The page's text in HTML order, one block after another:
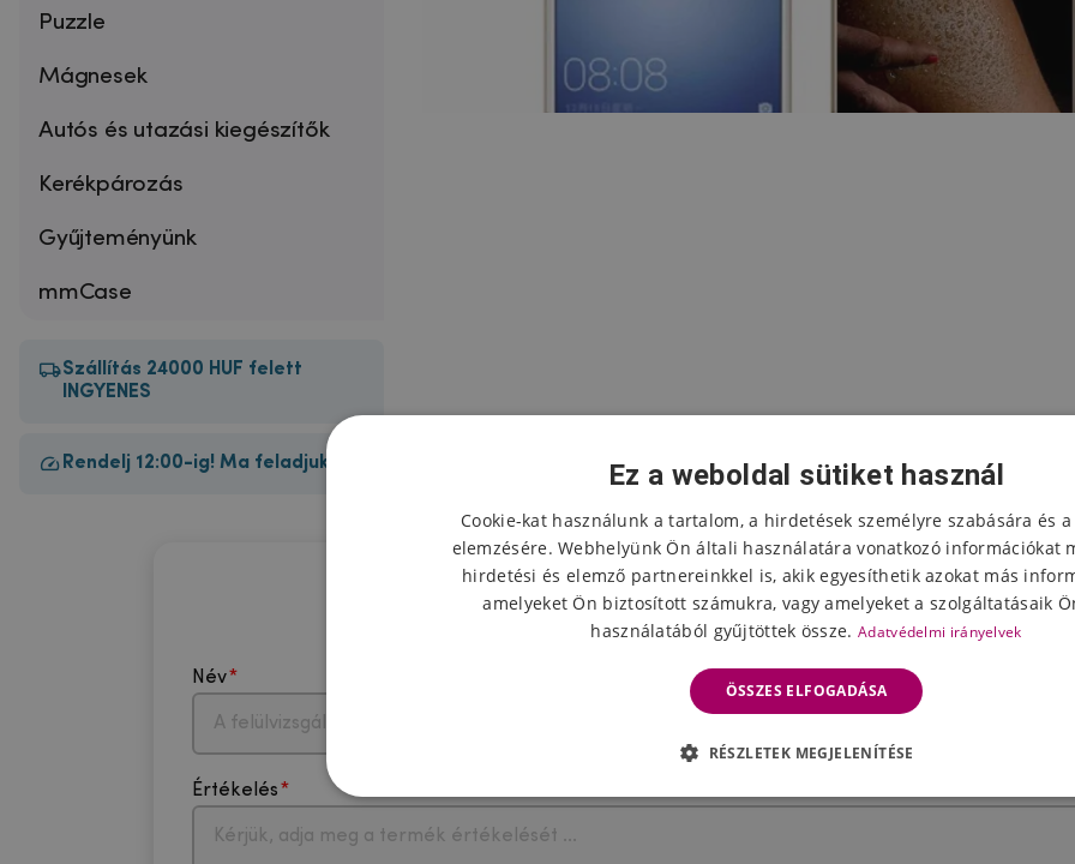
Puzzle
Mágnesek
Autós és utazási kiegészítők
Kerékpározás
Gyűjteményünk
mmCase
Szállítás 24000 HUF felett
INGYENES
Rendelj 12:00-ig! Ma feladjuk!
A termék értékelése
Név Válassza ki a csillagok számát
Értékelés
Ez a weboldal sütiket használ
Cookie-kat használunk a tartalom, a hirdetések személyre szabására és
elemzésére. Webhelyünk Ön általi használatára vonatkozó információkat
hirdetési és elemző partnereinkkel is, akik egyesíthetik azokat más
amelyeket Ön biztosított számukra, vagy amelyeket a szolgáltatásaik
használatából gyűjtöttek össze. Adatvédelmi irányelvek
ÖSSZES ELFOGADÁSA
RÉSZLETEK MEGJELENÍTÉSE